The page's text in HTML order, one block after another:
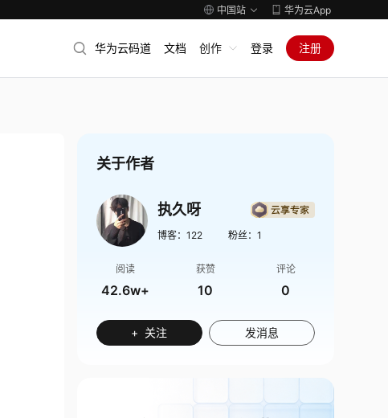
中国站 华为云App
华为云码道 文档 创作 登录 注册
关于作者
执久呀
博客： 122 粉丝： 1
阅读
42.6w+
获赞
10
评论
0
+ 关注 发消息